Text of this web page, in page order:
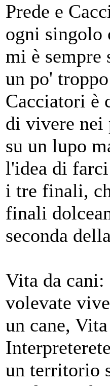
Prede e
ogni singolo
mi è sempre
un po'
Cacciatori è
di vivere nei
su un lupo
l'idea di
i tre finali,
finali
seconda
Vita da cani:
volevate
un cane,
un territorio